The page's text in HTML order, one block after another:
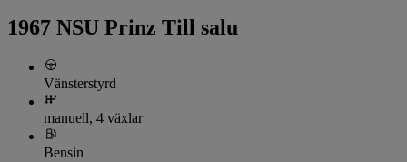
1967 NSU Prinz Till salu
Vänsterstyrd
manuell, 4 växlar
Bensin